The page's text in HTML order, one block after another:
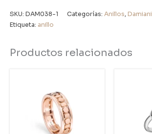
SKU: DAM038-1 Categorías: Anillos,Damiani
Etiqueta: anillo
Productos relacionados